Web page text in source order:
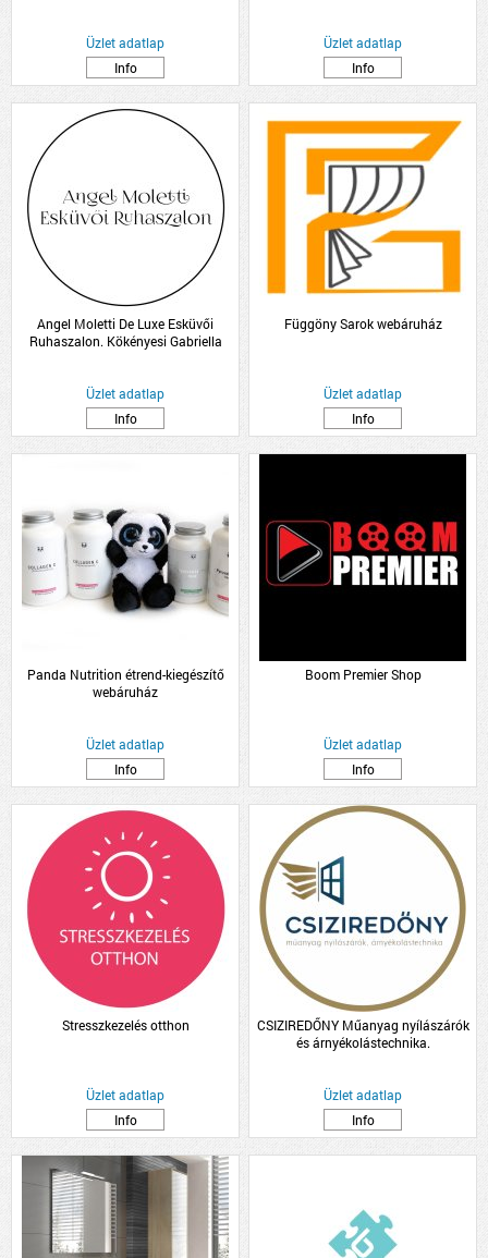
Üzlet adatlap
Info
Üzlet adatlap
Info
Angel Moletti De Luxe Esküvői
Ruhaszalon. Kökényesi Gabriella
Üzlet adatlap
Info
Függöny Sarok webáruház
Üzlet adatlap
Info
Panda Nutrition étrend-kiegészítő
webáruház
Üzlet adatlap
Info
Boom Premier Shop
Üzlet adatlap
Info
Stresszkezelés otthon
Üzlet adatlap
Info
CSIZIREDŐNY Műanyag nyílászárók
és árnyékolástechnika.
Üzlet adatlap
Info